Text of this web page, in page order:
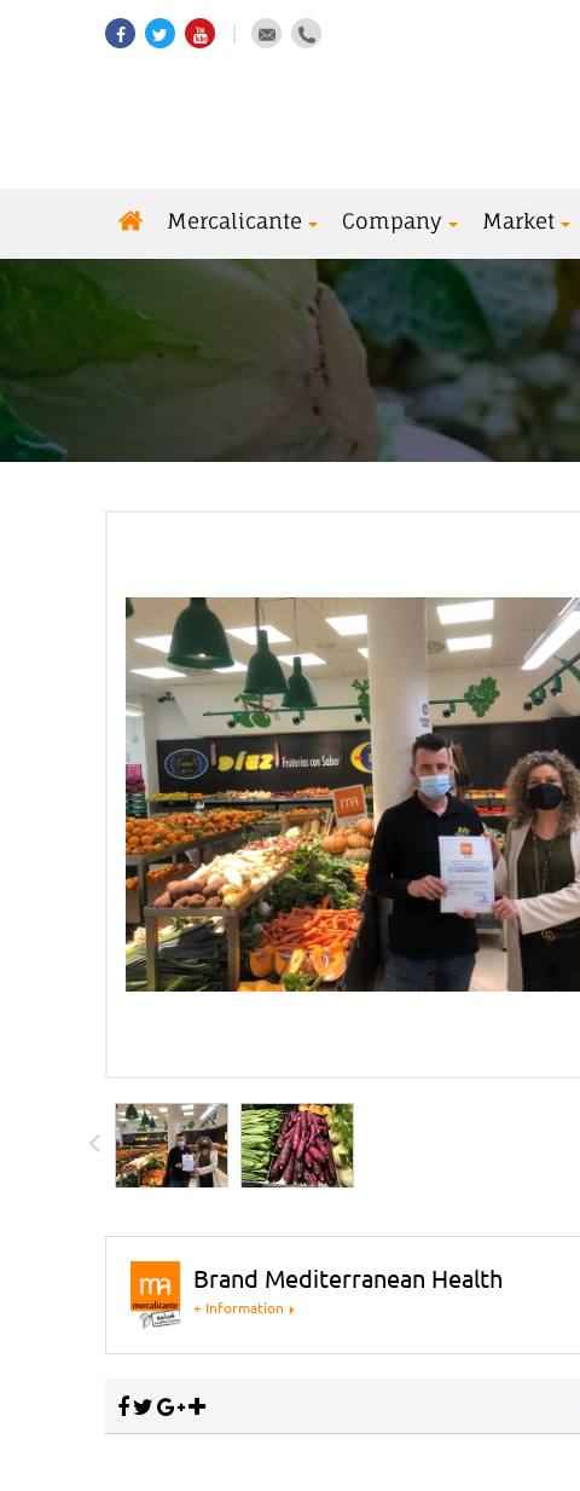
Mercalicante Company Market
Brand Mediterranean Health
+ Information